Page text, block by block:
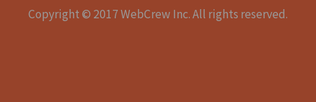
Copyright © 2017 WebCrew Inc. All rights reserved.